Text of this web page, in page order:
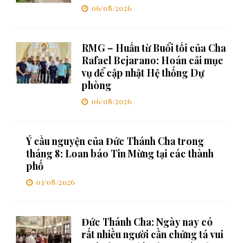
06/08/2026
RMG – Huấn từ Buổi tối của Cha
Rafael Bejarano: Hoán cải mục
vụ để cập nhật Hệ thống Dự
phòng
06/08/2026
Ý cầu nguyện của Đức Thánh Cha trong
tháng 8: Loan báo Tin Mừng tại các thành
phố
03/08/2026
Đức Thánh Cha: Ngày nay có
rất nhiều người cần chứng tá vui